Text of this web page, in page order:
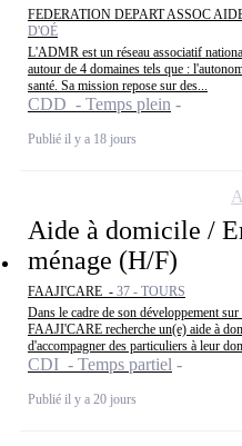
FEDERATION DEPART ASSOC
D'OÉ
L'ADMR est un réseau associatif
autour de 4 domaines tels que :
santé. Sa mission repose sur des...
CDD - Temps plein
Publié il y a 18 jours
Aide à domicile /
ménage (H/F)
FAAJI'CARE - 37 - TOURS
Dans le cadre de son développement
FAAJI'CARE recherche un(e) aide à
d'accompagner des particuliers à leur
CDI - Temps partiel
Publié il y a 20 jours